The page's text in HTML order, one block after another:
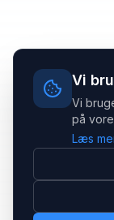
Vi
Vi
på
Læs